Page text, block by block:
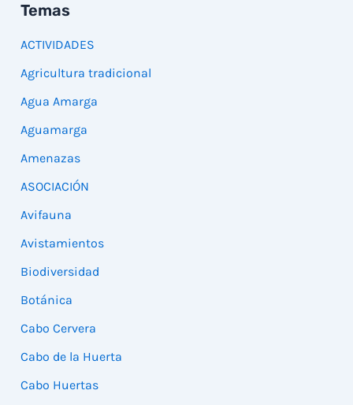
Temas
ACTIVIDADES
Agricultura tradicional
Agua Amarga
Aguamarga
Amenazas
ASOCIACIÓN
Avifauna
Avistamientos
Biodiversidad
Botánica
Cabo Cervera
Cabo de la Huerta
Cabo Huertas